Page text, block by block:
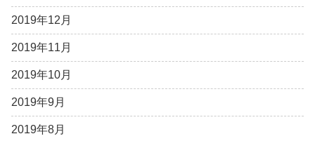
2019年12月
2019年11月
2019年10月
2019年9月
2019年8月